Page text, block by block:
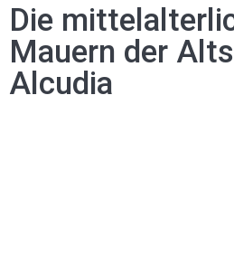
Die
Mauern der
Alcudia